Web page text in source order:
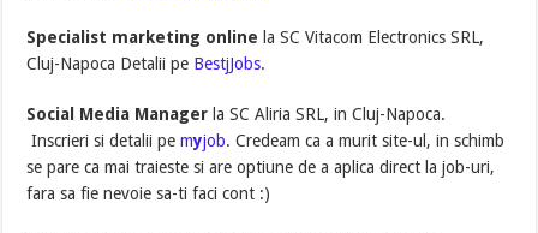
Specialist marketing online la SC Vitacom Electronics SRL,
Cluj-Napoca Detalii pe BestjJobs.
Social Media Manager la SC Aliria SRL, in Cluj-Napoca.
Inscrieri si detalii pemyjob. Credeam ca a murit site-ul, in schimb
se pare ca mai traieste si are optiune de a aplica direct la job-uri,
fara sa fie nevoie sa-ti faci cont :)